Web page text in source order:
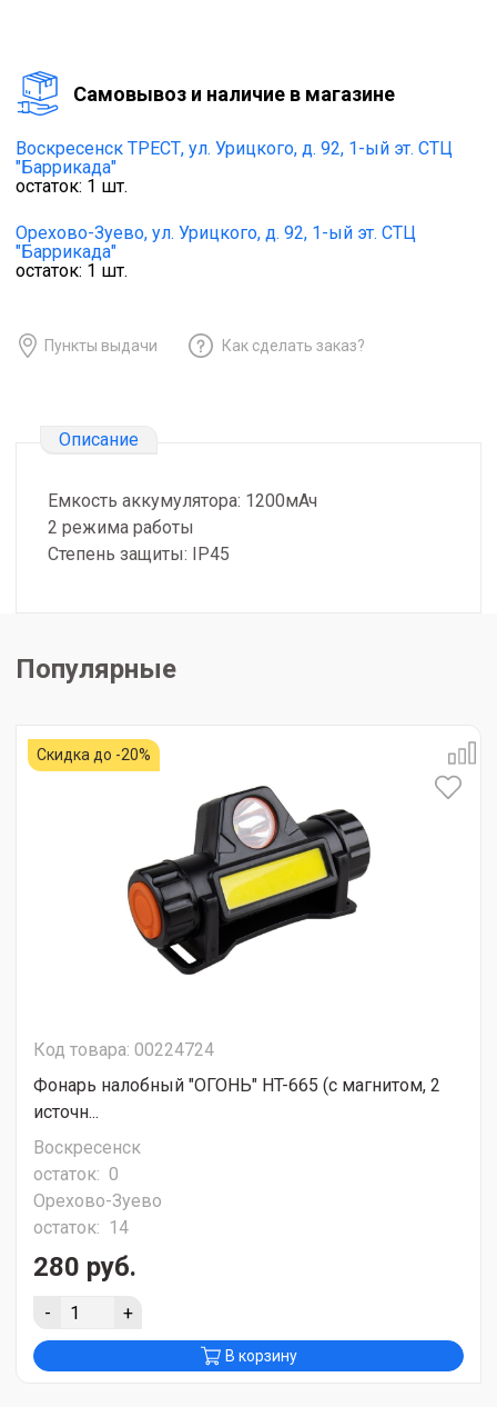
Cамовывоз и наличие в магазине
Воскресенск ТРЕСТ, ул. Урицкого, д. 92, 1-ый эт. СТЦ
"Баррикада"
остаток: 1 шт.
Орехово-Зуево, ул. Урицкого, д. 92, 1-ый эт. СТЦ
"Баррикада"
остаток: 1 шт.
Пункты выдачи Как сделать заказ?
Описание
Емкость аккумулятора: 1200мАч
2 режима работы
Степень защиты: IP45
Популярные
Скидка до -20%
Код товара: 00224724
Фонарь налобный "ОГОНЬ" HT-665 (с магнитом, 2
источн...
Воскресенск
остаток: 0
Орехово-Зуево
остаток: 14
280 руб.
- +
В корзину